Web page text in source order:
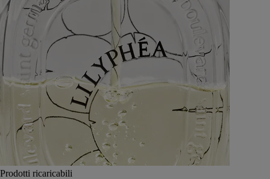
Prodotti ricaricabili